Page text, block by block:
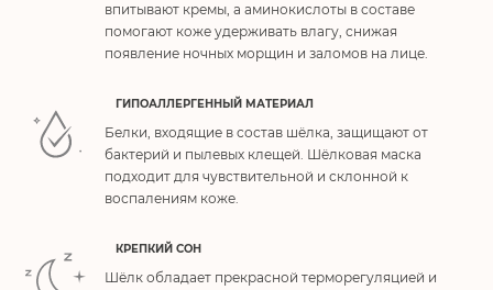
впитывают кремы, а аминокислоты в составе
помогают коже удерживать влагу, снижая
появление ночных морщин и заломов на лице.
ГИПОАЛЛЕРГЕННЫЙ МАТЕРИАЛ
Белки, входящие в состав шёлка, защищают от
бактерий и пылевых клещей. Шёлковая маска
подходит для чувствительной и склонной к
воспалениям коже.
КРЕПКИЙ СОН
Шёлк обладает прекрасной терморегуляцией и